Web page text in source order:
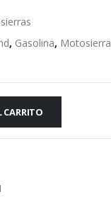
, Gasolina, Motosierra
CARRITO